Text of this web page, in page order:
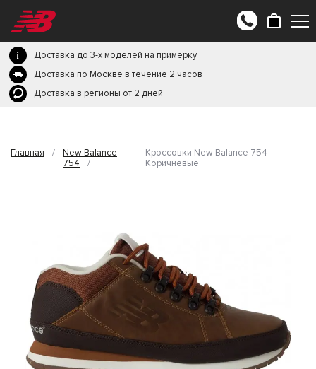
Доставка до 3-х моделей на примерку
Доставка по Москве в течение 2 часов
Доставка в регионы от 2 дней
Главная /
New Balance
754
/
Кроссовки New Balance 754
Коричневые